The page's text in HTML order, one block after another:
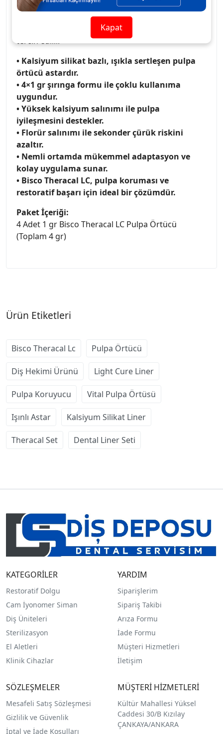
hızlı polimerizasyon özellikleriyle öne çıkar.
Kompozit materyallerle kimyasal bağ kurar ve diş
hekimliğinde vital pulpa koruması için güvenle
tercih edilir.
• Kalsiyum silikat bazlı, ışıkla sertleşen pulpa
örtücü astardır.
• 4×1 gr şırınga formu ile çoklu kullanıma
uygundur.
• Yüksek kalsiyum salınımı ile pulpa
iyileşmesini destekler.
• Florür salınımı ile sekonder çürük riskini
azaltır.
• Nemli ortamda mükemmel adaptasyon ve
kolay uygulama sunar.
• Bisco Theracal LC, pulpa koruması ve
restoratif başarı için ideal bir çözümdür.
Paket İçeriği:
4 Adet 1 gr Bisco Theracal LC Pulpa Örtücü
(Toplam 4 gr)
Ürün Etiketleri
Bisco Theracal Lc Pulpa Örtücü
Diş Hekimi Ürünü Light Cure Liner
Pulpa Koruyucu Vital Pulpa Örtüsü
Işınlı Astar Kalsiyum Silikat Liner
Theracal Set Dental Liner Seti
KATEGORİLER
Restoratif Dolgu
Cam İyonomer Siman
Diş Üniteleri
Sterilizasyon
El Aletleri
Klinik Cihazlar
YARDIM
Siparişlerim
Sipariş Takibi
Arıza Formu
İade Formu
Müşteri Hizmetleri
İletişim
SÖZLEŞMELER
Mesafeli Satış Sözleşmesi
Gizlilik ve Güvenlik
İptal ve İade Koşulları
MÜŞTERİ HİZMETLERİ
Kültür Mahallesi Yüksel
Caddesi 30/B Kızılay
ÇANKAYA/ANKARA
Kapat